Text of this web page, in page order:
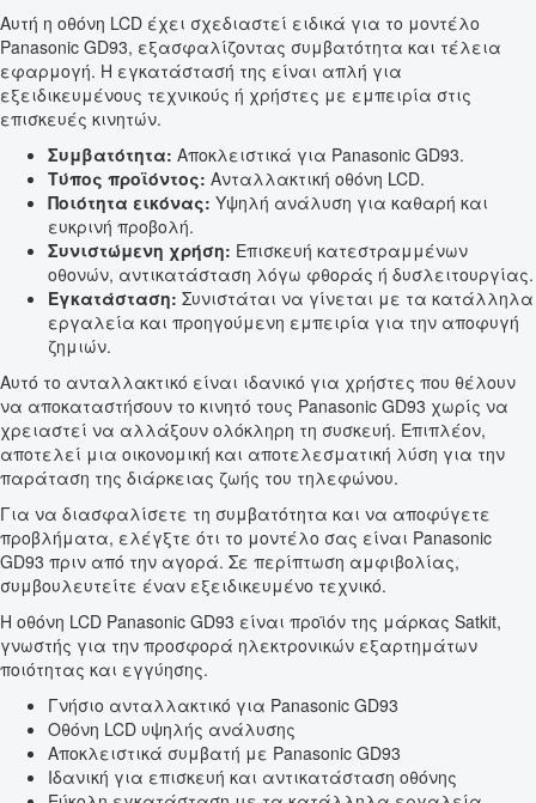
Αυτή η οθόνη LCD έχει σχεδιαστεί ειδικά για το μοντέλο
Panasonic GD93, εξασφαλίζοντας συμβατότητα και τέλεια
εφαρμογή. Η εγκατάστασή της είναι απλή για
εξειδικευμένους τεχνικούς ή χρήστες με εμπειρία στις
επισκευές κινητών.
Συμβατότητα: Αποκλειστικά για Panasonic GD93.
Τύπος προϊόντος: Ανταλλακτική οθόνη LCD.
Ποιότητα εικόνας: Υψηλή ανάλυση για καθαρή και
ευκρινή προβολή.
Συνιστώμενη χρήση: Επισκευή κατεστραμμένων
οθονών, αντικατάσταση λόγω φθοράς ή δυσλειτουργίας.
Εγκατάσταση: Συνιστάται να γίνεται με τα κατάλληλα
εργαλεία και προηγούμενη εμπειρία για την αποφυγή
ζημιών.
Αυτό το ανταλλακτικό είναι ιδανικό για χρήστες που θέλουν
να αποκαταστήσουν το κινητό τους Panasonic GD93 χωρίς να
χρειαστεί να αλλάξουν ολόκληρη τη συσκευή. Επιπλέον,
αποτελεί μια οικονομική και αποτελεσματική λύση για την
παράταση της διάρκειας ζωής του τηλεφώνου.
Για να διασφαλίσετε τη συμβατότητα και να αποφύγετε
προβλήματα, ελέγξτε ότι το μοντέλο σας είναι Panasonic
GD93 πριν από την αγορά. Σε περίπτωση αμφιβολίας,
συμβουλευτείτε έναν εξειδικευμένο τεχνικό.
Η οθόνη LCD Panasonic GD93 είναι προϊόν της μάρκας Satkit,
γνωστής για την προσφορά ηλεκτρονικών εξαρτημάτων
ποιότητας και εγγύησης.
Γνήσιο ανταλλακτικό για Panasonic GD93
Οθόνη LCD υψηλής ανάλυσης
Αποκλειστικά συμβατή με Panasonic GD93
Ιδανική για επισκευή και αντικατάσταση οθόνης